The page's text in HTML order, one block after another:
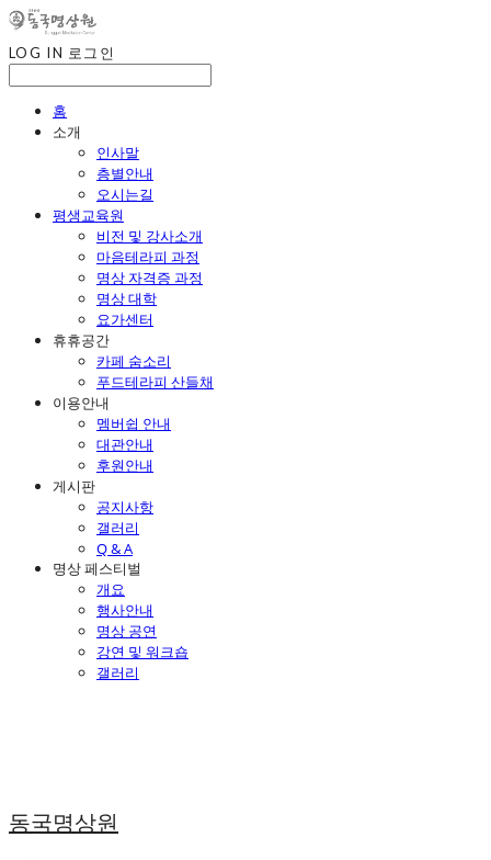
LOG IN 로그인
홈
소개
인사말
층별안내
오시는길
평생교육원
비전 및 강사소개
마음테라피 과정
명상 자격증 과정
명상 대학
요가센터
휴휴공간
카페 숨소리
푸드테라피 산들채
이용안내
멤버쉽 안내
대관안내
후원안내
게시판
공지사항
갤러리
Q & A
명상 페스티벌
개요
행사안내
명상 공연
강연 및 워크숍
갤러리
동국명상원